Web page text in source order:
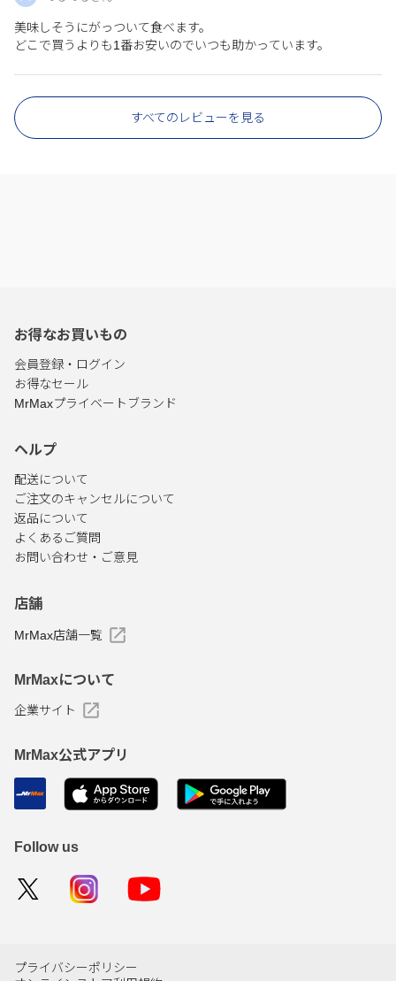
美味しそうにがっついて食べます。
どこで買うよりも1番お安いのでいつも助かっています。
すべてのレビューを見る
お得なお買いもの
会員登録・ログイン
お得なセール
MrMaxプライベートブランド
ヘルプ
配送について
ご注文のキャンセルについて
返品について
よくあるご質問
お問い合わせ・ご意見
店舗
MrMax店舗一覧
MrMaxについて
企業サイト
MrMax公式アプリ
Follow us
プライバシーポリシー